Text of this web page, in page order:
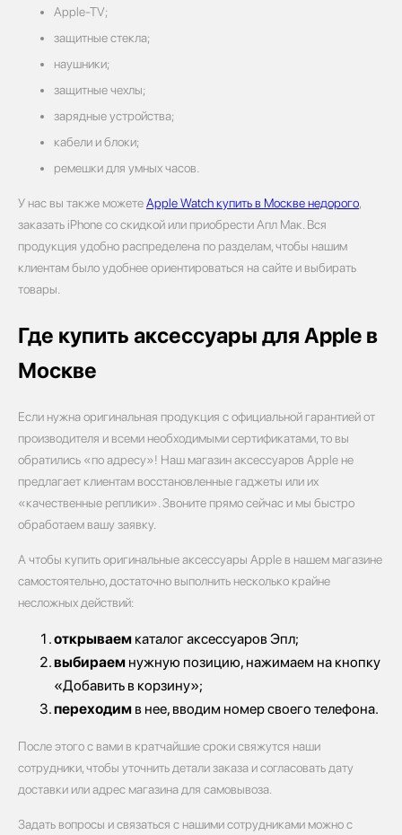
Apple-TV;
защитные стекла;
наушники;
защитные чехлы;
зарядные устройства;
кабели и блоки;
ремешки для умных часов.
У нас вы также можетеApple Watch купить в Москве недорого,
заказать iPhone со скидкой или приобрести Апл Мак. Вся
продукция удобно распределена по разделам, чтобы нашим
клиентам было удобнее ориентироваться на сайте и выбирать
товары.
Где купить аксессуары для Apple в
Москве
Если нужна оригинальная продукция с официальной гарантией от
производителя и всеми необходимыми сертификатами, то вы
обратились «по адресу»! Наш магазин аксессуаров Apple не
предлагает клиентам восстановленные гаджеты или их
«качественные реплики». Звоните прямо сейчас и мы быстро
обработаем вашу заявку.
А чтобы купить оригинальные аксессуары Apple в нашем магазине
самостоятельно, достаточно выполнить несколько крайне
несложных действий:
открываем каталог аксессуаров Эпл;
выбираем нужную позицию, нажимаем на кнопку
«Добавить в корзину»;
переходим в нее, вводим номер своего телефона.
После этого с вами в кратчайшие сроки свяжутся наши
сотрудники, чтобы уточнить детали заказа и согласовать дату
доставки или адрес магазина для самовывоза.
Задать вопросы и связаться с нашими сотрудниками можно с